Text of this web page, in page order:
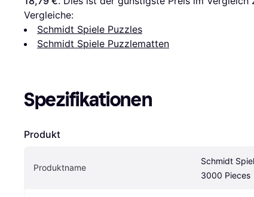
Vergleiche:
Schmidt Spiele Puzzles
Schmidt Spiele Puzzlematten
Spezifikationen
Produkt
Produktname
Schmidt
3000 Pieces